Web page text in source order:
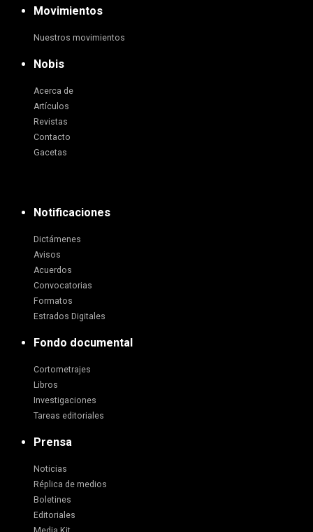
Movimientos
Nuestros movimientos
Nobis
Acerca de
Artículos
Revistas
Contacto
Gacetas
Notificaciones
Dictámenes
Avisos
Acuerdos
Convocatorias
Formatos
Estrados Digitales
Fondo documental
Cortometrajes
Libros
Investigaciones
Tareas editoriales
Prensa
Noticias
Réplica de medios
Boletines
Editoriales